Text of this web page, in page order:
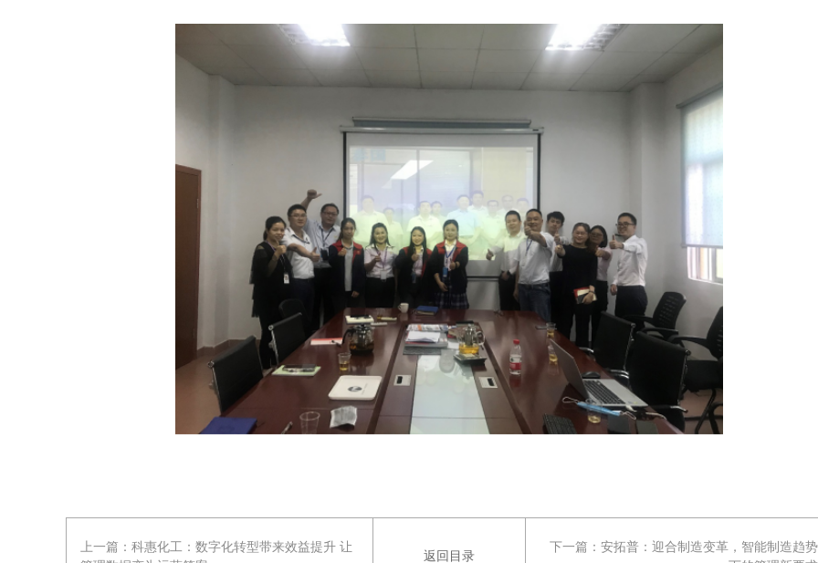
上一篇： 科惠化工：数字化转型带来效益提升 让
返回目录 下一篇： 安拓普：迎合制造变革，智能制造趋势